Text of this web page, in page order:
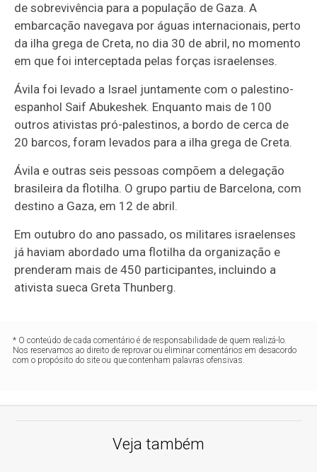
de sobrevivência para a população de Gaza. A
embarcação navegava por águas internacionais, perto
da ilha grega de Creta, no dia 30 de abril, no momento
em que foi interceptada pelas forças israelenses.
Ávila foi levado a Israel juntamente com o palestino-
espanhol Saif Abukeshek. Enquanto mais de 100
outros ativistas pró-palestinos, a bordo de cerca de
20 barcos, foram levados para a ilha grega de Creta.
Ávila e outras seis pessoas compõem a delegação
brasileira da flotilha. O grupo partiu de Barcelona, com
destino a Gaza, em 12 de abril.
Em outubro do ano passado, os militares israelenses
já haviam abordado uma flotilha da organização e
prenderam mais de 450 participantes, incluindo a
ativista sueca Greta Thunberg.
* O conteúdo de cada comentário é de responsabilidade de quem realizá-lo.
Nos reservamos ao direito de reprovar ou eliminar comentários em desacordo
com o propósito do site ou que contenham palavras ofensivas.
Veja também